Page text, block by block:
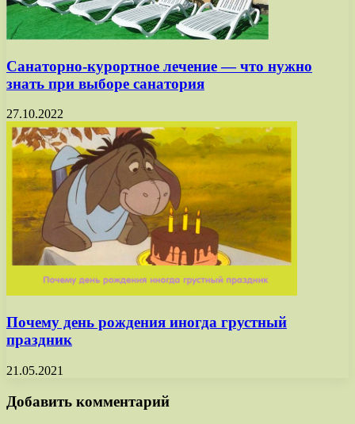
Санаторно-курортное лечение — что нужно
знать при выборе санатория
27.10.2022
Почему день рождения иногда грустный
праздник
21.05.2021
Добавить комментарий